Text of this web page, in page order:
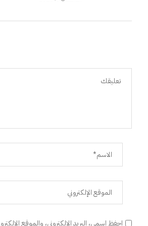
احفظ اسمي، البريد الإلكتروني، والموقع